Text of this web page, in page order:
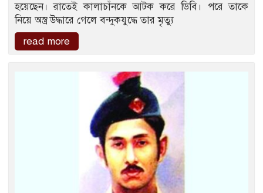
হয়েছেন। রাতেই কালাচাঁনকে আটক করে ডিবি। পরে তাকে
নিয়ে অস্ত্র উদ্ধারে গেলে বন্দুকযুদ্ধে তার মৃত্যু
read more